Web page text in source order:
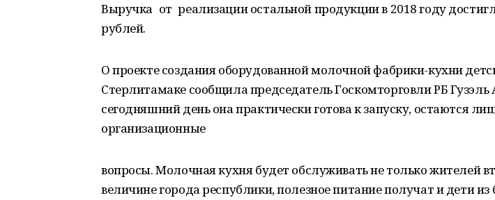
Выручка от реализации остальной продукции в 2018 году
рублей.
О проекте создания оборудованной молочной фабрики-кухни
Стерлитамаке сообщила председатель Госкомторговли РБ Гузэль
сегодняшний день она практически готова к запуску, остаются
организационные
вопросы. Молочная кухня будет обслуживать не только жителей
величине города республики, полезное питание получат и дети